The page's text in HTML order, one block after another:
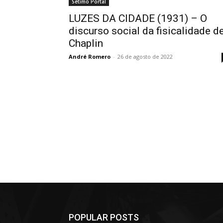
LUZES DA CIDADE (1931) – O
discurso social da fisicalidade
Chaplin
André Romero - 26 de agosto de 2022
POPULAR POSTS